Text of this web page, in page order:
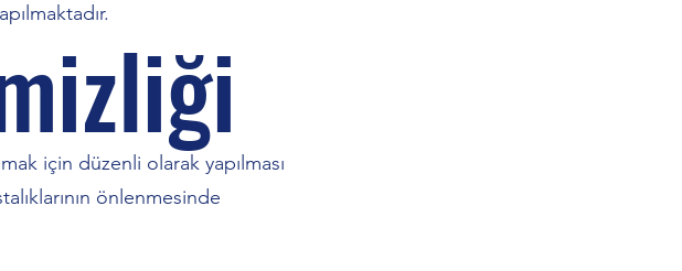
için düzenli olarak yapılması
önlenmesinde